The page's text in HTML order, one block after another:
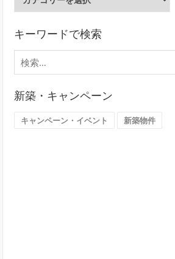
地
か
ら
す
キーワードで検索
検
索:
新築・キャンペーン
キャンペーン・イベント 新築物件